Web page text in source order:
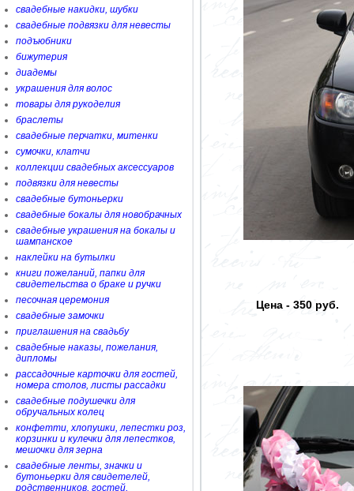
свадебные накидки, шубки
свадебные подвязки для невесты
подъюбники
бижутерия
диадемы
украшения для волос
товары для рукоделия
браслеты
свадебные перчатки, митенки
сумочки, клатчи
коллекции свадебных аксессуаров
подвязки для невесты
свадебные бутоньерки
свадебные бокалы для новобрачных
свадебные украшения на бокалы и
шампанское
наклейки на бутылки
книги пожеланий, папки для
свидетельства о браке и ручки
песочная церемония
свадебные замочки
приглашения на свадьбу
свадебные наказы, пожелания,
дипломы
рассадочные карточки для гостей,
номера столов, листы рассадки
свадебные подушечки для
обручальных колец
конфетти, хлопушки, лепестки роз,
корзинки и кулечки для лепестков,
мешочки для зерна
свадебные ленты, значки и
бутоньерки для свидетелей,
родственников, гостей,
Цена - 350 руб.